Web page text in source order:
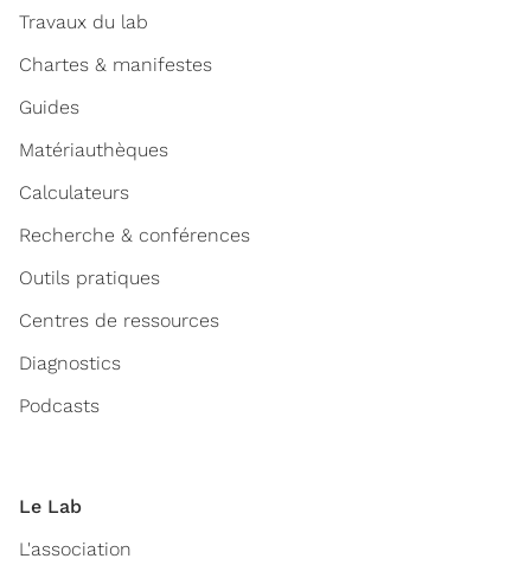
Travaux du lab
Chartes & manifestes
Guides
Matériauthèques
Calculateurs
Recherche & conférences
Outils pratiques
Centres de ressources
Diagnostics
Podcasts
Le Lab
L'association